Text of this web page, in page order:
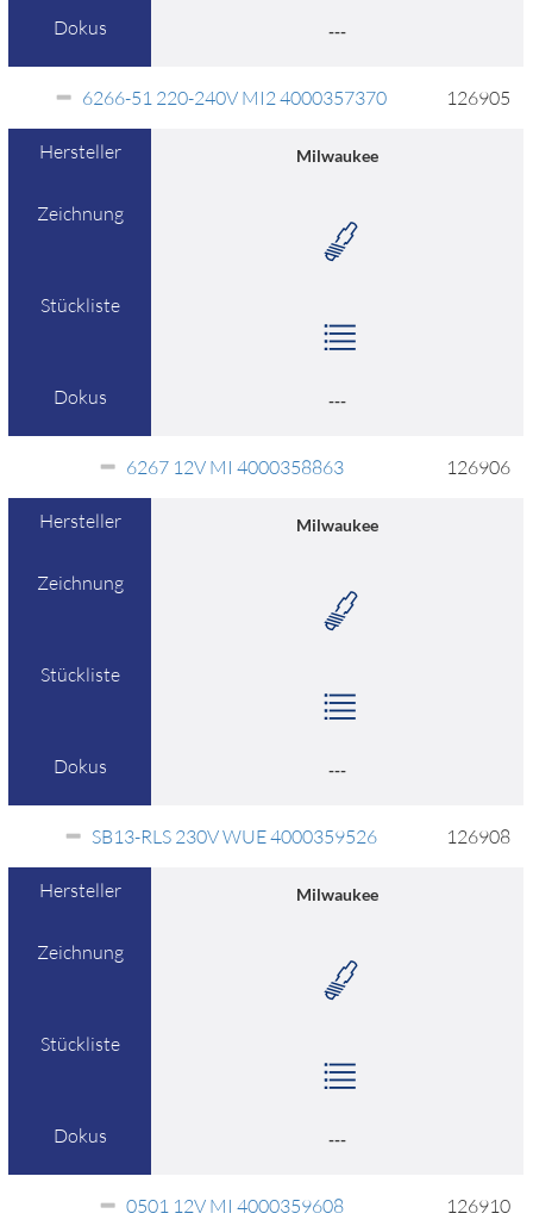
Dokus ---
6266-51 220-240V MI2 4000357370 126905
Hersteller Milwaukee
Zeichnung
Stückliste
Dokus ---
6267 12V MI 4000358863 126906
Hersteller Milwaukee
Zeichnung
Stückliste
Dokus ---
SB13-RLS 230V WUE 4000359526 126908
Hersteller Milwaukee
Zeichnung
Stückliste
Dokus ---
0501 12V MI 4000359608 126910